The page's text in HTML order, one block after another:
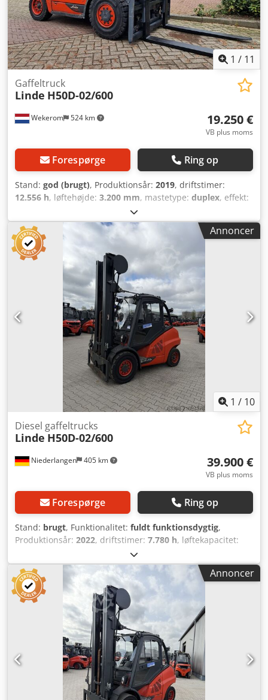
1 / 11
Wekerom 524 km
Gaffeltruck
Linde H50D-02/600
19.250 €
VB plus moms
Forespørge Ring op
Stand: god (brugt), Produktionsår: 2019, driftstimer:
12.556 h, løftehøjde: 3.200 mm, mastetype: duplex, effekt:
, gaffellængde:
Egenvægt: 7.020 kg Løftekapacitet: 5.000 kg
Bygge-/totalhøjde: 2.600 mm CE-mærkning: ja Teknisk
stand: god Cedpfxszlcf Do Ag Hjha Optisk stand: god
Annoncer
1 / 10
Niederlangen 405 km
Diesel gaffeltrucks
Linde H50D-02/600
39.900 €
VB plus moms
Forespørge Ring op
Stand: brugt, Funktionalitet: fuldt funktionsdygtig,
Produktionsår: 2022, driftstimer: 7.780 h, løftekapacitet:
6.365 mm
brændstoftype:diesel, mastetype:triplex, bygningshøjde:
3.276 mm
, drivtype: Diesel , Dieseltruck Masttype: Triplex
Stand: Klar til brug og fuldt funktionsdygtig Teknisk stand:
God 3. ventil, 4. ventil, varmeapparat, partikelfilter,
fuldkabine, aircondition, Csdpfjy Ab Smsx Ag Heha
Annoncer